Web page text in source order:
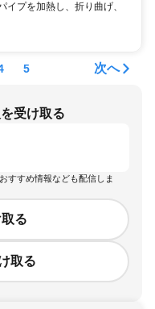
プを加熱し、折り曲げ、
5 次へ
受け取る
すすめ情報なども配信しま
る
取る